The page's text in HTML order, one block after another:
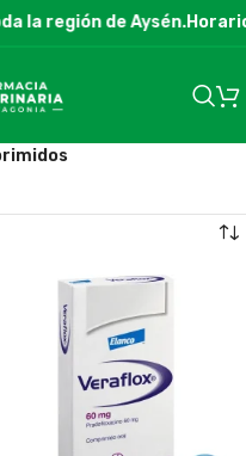
la región de Aysén.